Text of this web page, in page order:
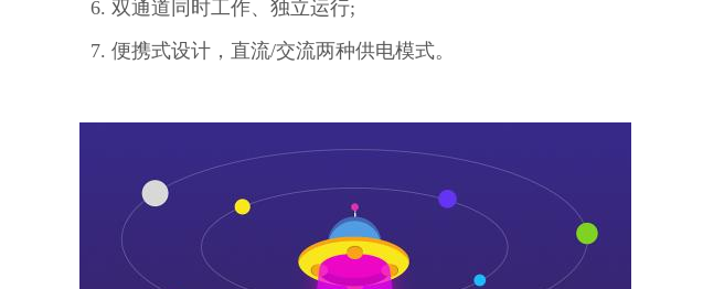
6. 双通道同时工作、独立运行;
7. 便携式设计，直流/交流两种供电模式。